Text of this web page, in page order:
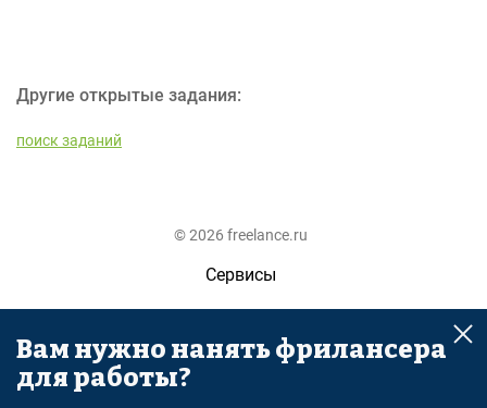
Другие открытые задания:
поиск заданий
© 2026 freelance.ru
Сервисы
Помощь
Поиск
Вам нужно нанять фрилансера
для работы?